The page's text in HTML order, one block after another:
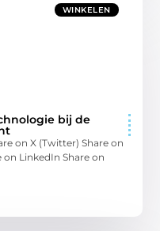
WINKELEN
bij de
on X (Twitter) Share on
on LinkedIn Share on